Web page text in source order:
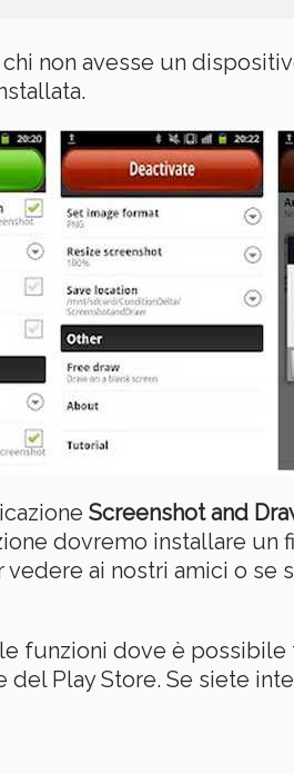
non avesse un
Screenshot and
dovremo installare
ai nostri amici o
funzioni dove è
Play Store. Se siete